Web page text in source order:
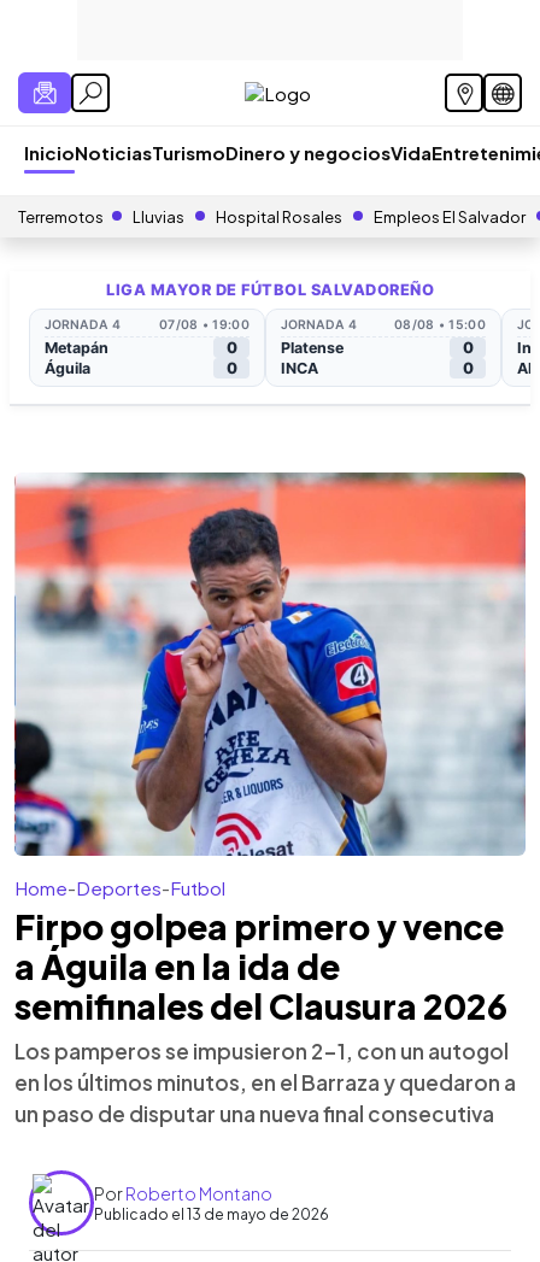
InicioNoticiasTurismoDinero y negociosVida
Terremotos Lluvias Hospital Rosales Empleos El Salvador
Home-Deportes-Futbol
Firpo golpea primero y vence
a Águila en la ida de
semifinales del Clausura 2026
Los pamperos se impusieron 2-1, con un autogol
en los últimos minutos, en el Barraza y quedaron a
un paso de disputar una nueva final consecutiva
PorRoberto Montano
Publicado el 13 de mayo de 2026